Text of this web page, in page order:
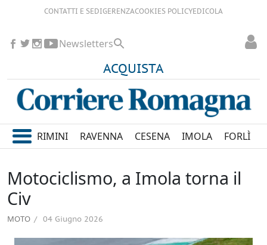
CONTATTI E SEDIGERENZACOOKIES POLICYEDICOLA
ACQUISTA
Newsletters
RIMINI RAVENNA CESENA IMOLA FORLÌ
Motociclismo, a Imola torna il
Civ
MOTO 04 Giugno 2026